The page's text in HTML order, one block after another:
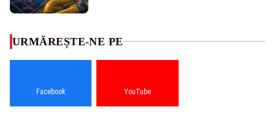
URMĂREȘTE-NE PE
Facebook YouTube